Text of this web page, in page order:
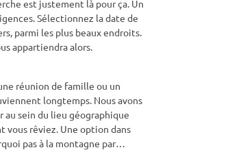
est justement là pour ça. Un
Sélectionnez la date de
parmi les plus beaux endroits.
appartiendra alors.
réunion de famille ou un
longtemps. Nous avons
au sein du lieu géographique
vous rêviez. Une option dans
pas à la montagne par